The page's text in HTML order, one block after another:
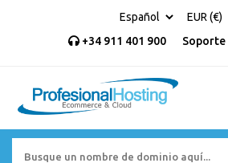
+34 911 401 900 Soporte